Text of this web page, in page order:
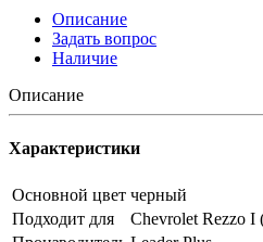
Описание
Задать вопрос
Наличие
Описание
Характеристики
Основной цвет черный
Подходит для
Chevrolet Rezzo